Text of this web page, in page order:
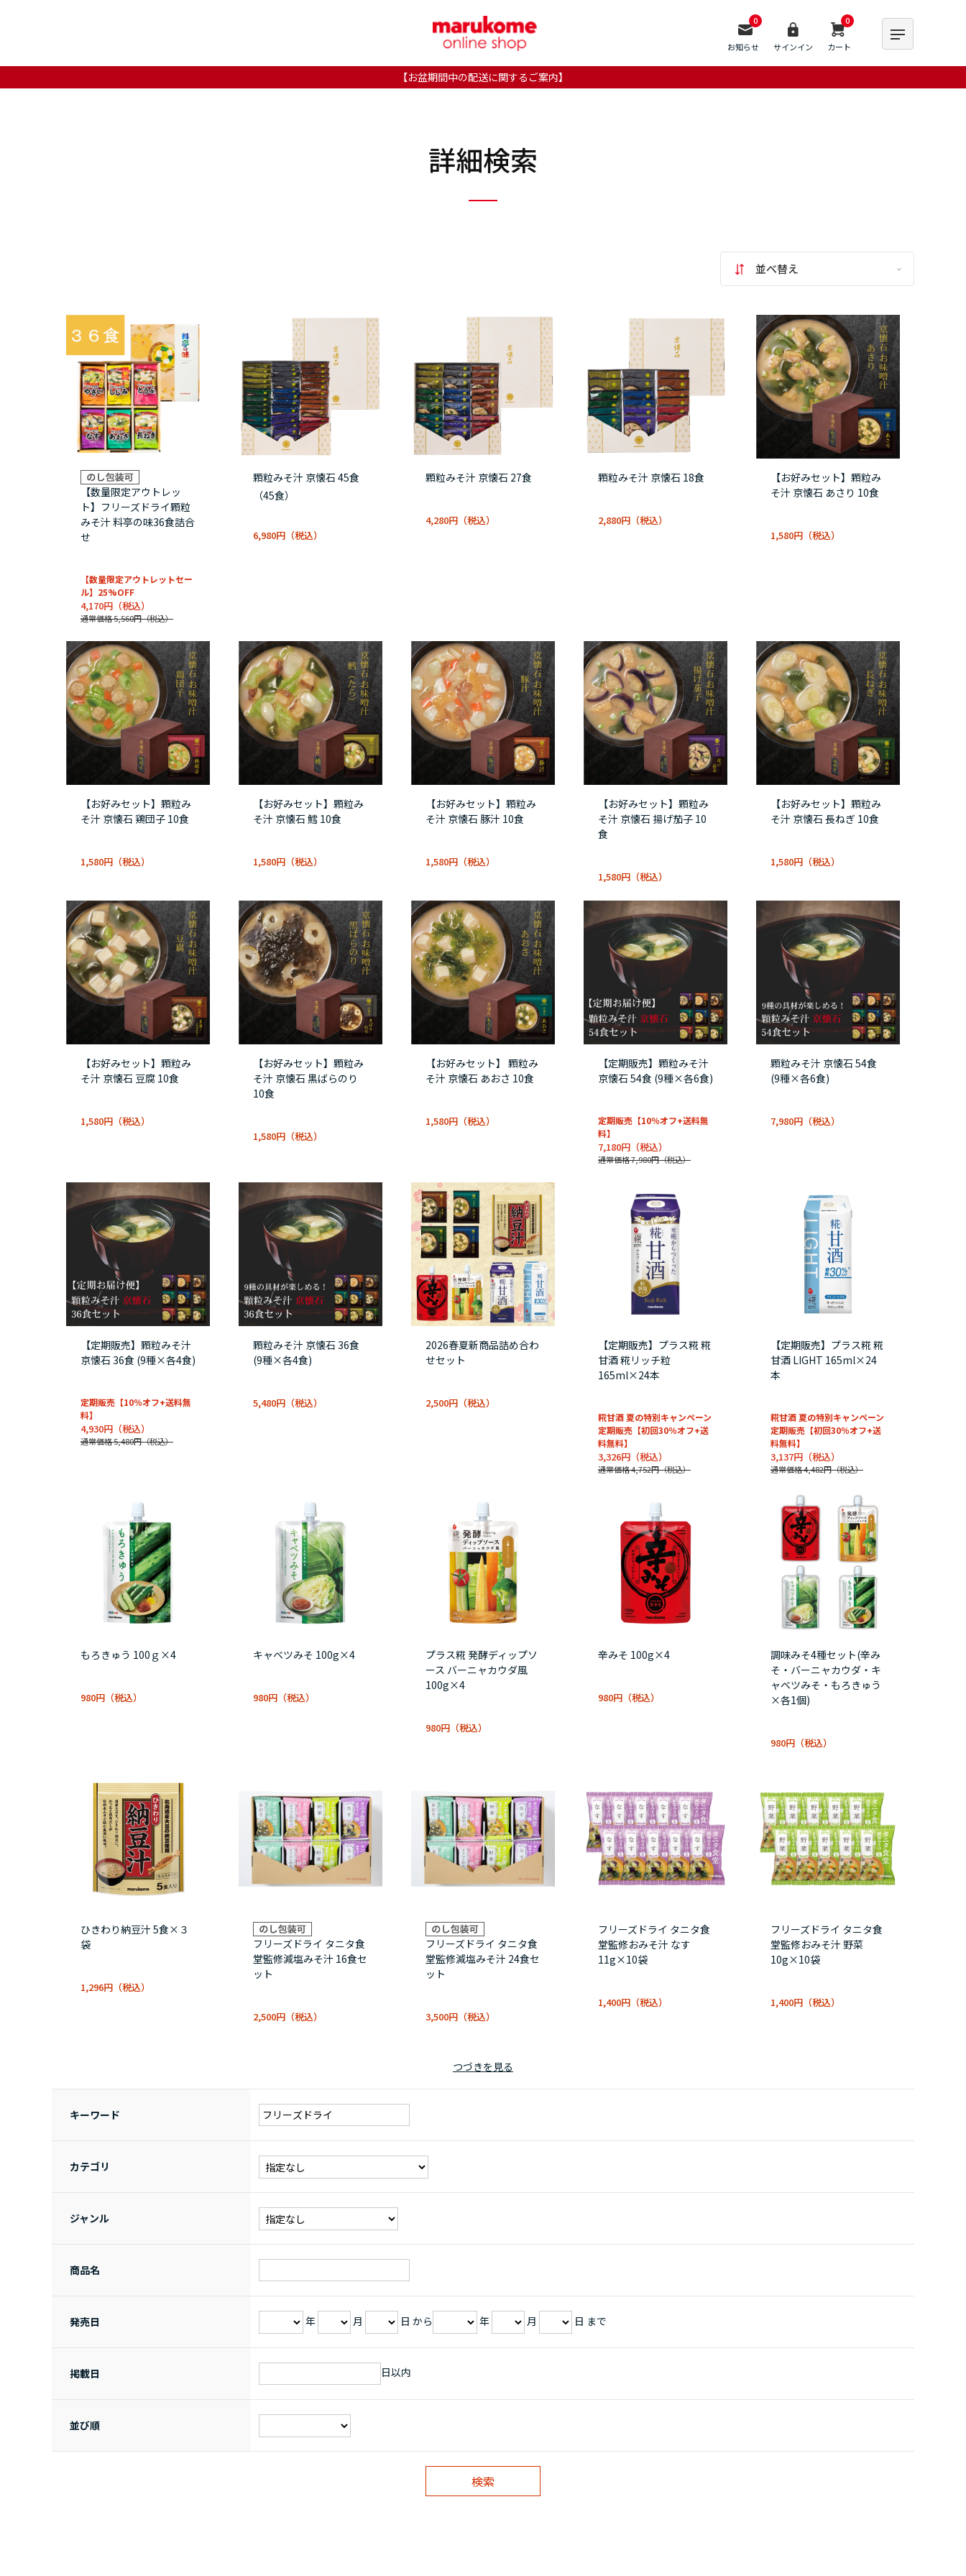
0
お知らせ サインイン
0
カート
【お盆期間中の配送に関するご案内】
詳細検索
並べ替え
【数量限定アウトレッ
ト】フリーズドライ顆粒
みそ汁 料亭の味36食詰合
せ
【数量限定アウトレットセー
ル】25%OFF
4,170円
通常価格 5,560円
顆粒みそ汁 京懐石 45食
（45食）
6,980円
顆粒みそ汁 京懐石 27食
4,280円
顆粒みそ汁 京懐石 18食
2,880円
【お好みセット】顆粒み
そ汁 京懐石 あさり 10食
1,580円
【お好みセット】顆粒み
そ汁 京懐石 鶏団子 10食
1,580円
【お好みセット】顆粒み
そ汁 京懐石 鱈 10食
1,580円
【お好みセット】顆粒み
そ汁 京懐石 豚汁 10食
1,580円
【お好みセット】顆粒み
そ汁 京懐石 揚げ茄子 10
食
1,580円
【お好みセット】顆粒み
そ汁 京懐石 長ねぎ 10食
1,580円
【お好みセット】顆粒み
そ汁 京懐石 豆腐 10食
1,580円
【お好みセット】顆粒み
そ汁 京懐石 黒ばらのり
10食
1,580円
【お好みセット】 顆粒み
そ汁 京懐石 あおさ 10食
1,580円
【定期販売】顆粒みそ汁
京懐石 54食 (9種×各6食)
定期販売【10％オフ+送料無
料】
7,180円
通常価格 7,980円
顆粒みそ汁 京懐石 54食
(9種×各6食)
7,980円
【定期販売】顆粒みそ汁
京懐石 36食 (9種×各4食)
定期販売【10％オフ+送料無
料】
4,930円
通常価格 5,480円
顆粒みそ汁 京懐石 36食
(9種×各4食)
5,480円
2026春夏新商品詰め合わ
せセット
2,500円
【定期販売】プラス糀 糀
甘酒 糀リッチ粒
165ml×24本
糀甘酒 夏の特別キャンペーン
定期販売【初回30％オフ+送
料無料】
3,326円
通常価格 4,752円
【定期販売】プラス糀 糀
甘酒 LIGHT 165ml×24
本
糀甘酒 夏の特別キャンペーン
定期販売【初回30％オフ+送
料無料】
3,137円
通常価格 4,482円
もろきゅう 100ｇ×4
980円
キャベツみそ 100g×4
980円
プラス糀 発酵ディップソ
ース バーニャカウダ風
100g×4
980円
辛みそ 100g×4
980円
調味みそ4種セット(辛み
そ・バーニャカウダ・キ
ャベツみそ・もろきゅう
×各1個)
980円
ひきわり納豆汁 5食×３
袋
1,296円
フリーズドライ タニタ食
堂監修減塩みそ汁 16食セ
ット
2,500円
フリーズドライ タニタ食
堂監修減塩みそ汁 24食セ
ット
3,500円
フリーズドライ タニタ食
堂監修おみそ汁 なす
11g×10袋
1,400円
フリーズドライ タニタ食
堂監修おみそ汁 野菜
10g×10袋
1,400円
つづきを見る
キーワード
カテゴリ
ジャンル
商品名
発売日 年 月 日 から 年 月 日 まで
掲載日 日以内
並び順